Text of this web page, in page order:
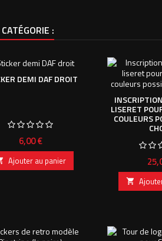
:
DEMI DAF DROIT
Prix
6,00 €
Ajouter au panier
LISERET
COULEURS
Prix
